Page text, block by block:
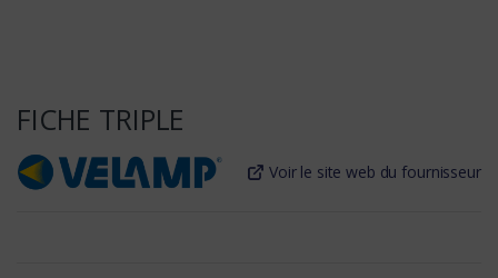
FICHE TRIPLE
Voir le site web du fournisseur